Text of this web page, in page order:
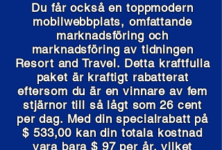
Du får också en toppmodern
mobilwebbplats, omfattande
marknadsföring och
marknadsföring av tidningen
Resort and Travel. Detta kraftfulla
paket är kraftigt rabatterat
eftersom du är en vinnare av fem
stjärnor till så lågt som 26 cent
per dag. Med din specialrabatt på
$ 533,00 kan din totala kostnad
vara bara $ 97 per år, vilket